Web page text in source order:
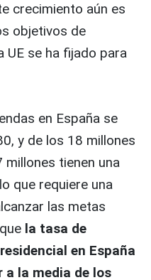
crecimiento aún es
objetivos de
UE se ha fijado para
en España se
y de los 18 millones
millones tienen una
que requiere una
las metas
la tasa de
en España
a la media de los